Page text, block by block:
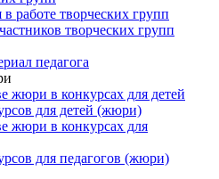
работе творческих групп
творческих групп
педагога
жюри в конкурсах для детей
для детей (жюри)
жюри в конкурсах для
для педагогов (жюри)